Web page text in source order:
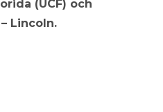
(UCF) och
Lincoln.